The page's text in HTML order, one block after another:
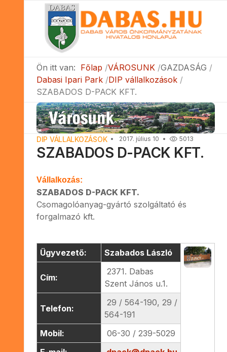
Ön itt van: Főlap VÁROSUNK GAZDASÁG
Dabasi Ipari Park DIP vállalkozások
SZABADOS D-PACK KFT.
DIP VÁLLALKOZÁSOK 2017. július 10 5013
SZABADOS D-PACK KFT.
Vállalkozás:
SZABADOS D-PACK KFT.
Csomagolóanyag-gyártó szolgáltató és
forgalmazó kft.
Ügyvezető: Szabados László
Cím:
2371. Dabas
Szent János u.1.
Telefon:
29 / 564-190, 29 /
564-191
Mobil:
06-30 / 239-5029